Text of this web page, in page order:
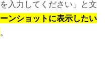
入力してください」と文
ンショットに表示したい
。